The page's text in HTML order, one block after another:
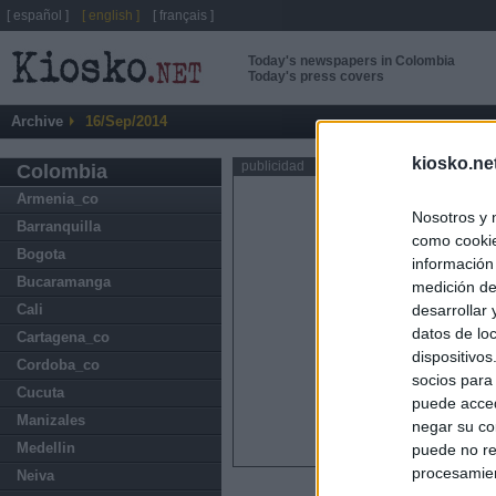
Nosotros y
como
medición
desarrollar
datos de
socios
puede
negar su
puede no
Today's newspapers in Colombia
Today's press covers
Archive 16/Sep/2014
Colombia
Armenia_co
Barranquilla
Bogota
Bucaramanga
Cali
Cartagena_co
Cordoba_co
Cucuta
Manizales
Medellin
Neiva
publicidad
[ español ] [ english ] [ français ]